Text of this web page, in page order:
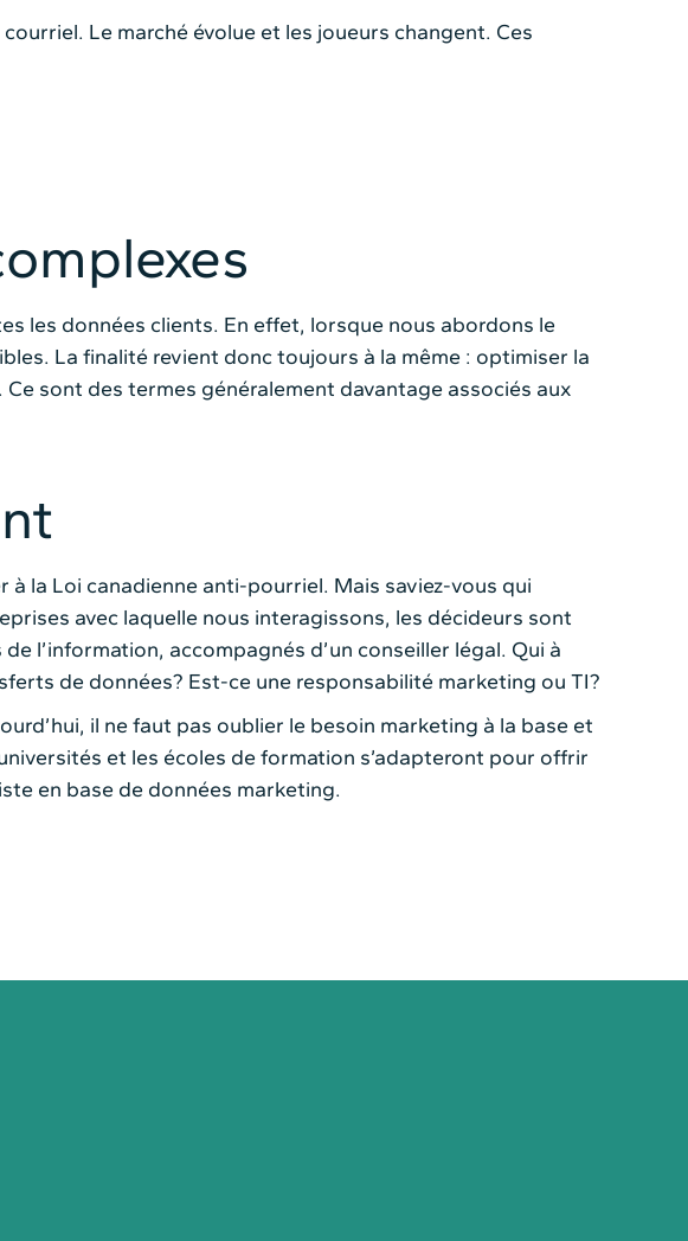
Le marché évolue et les joueurs changent. Ces
les données clients. En effet, lorsque nous abordons le
La finalité revient donc toujours à la même : optimiser la
sont des termes généralement davantage associés aux
la Loi canadienne anti-pourriel. Mais saviez-vous qui
avec laquelle nous interagissons, les décideurs sont
l’information, accompagnés d’un conseiller légal. Qui à
de données? Est-ce une responsabilité marketing ou TI?
il ne faut pas oublier le besoin marketing à la base et
et les écoles de formation s’adapteront pour offrir
en base de données marketing.